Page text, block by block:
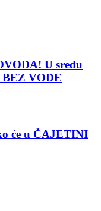
U sredu
VODE
će u ČAJETINI